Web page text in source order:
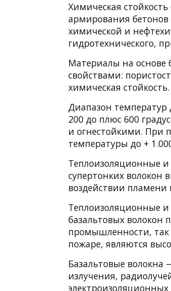
Химическая
армирования бетонов
химической и
гидротехнического,
Материалы на основе
свойствами:
химическая стойкость.
Диапазон температур
200 до плюс 600
и огнестойкими. При
температуры до +
Теплоизоляционные
супертонких
воздействии
Теплоизоляционные
базальтовых волокон
промышленности,
пожаре, являются
Базальтовые волокна
излучения,